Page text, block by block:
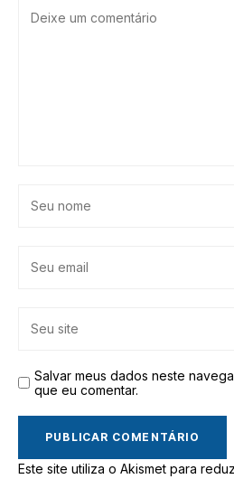
Salvar meus dados neste
que eu comentar.
Este site utiliza o Akismet para